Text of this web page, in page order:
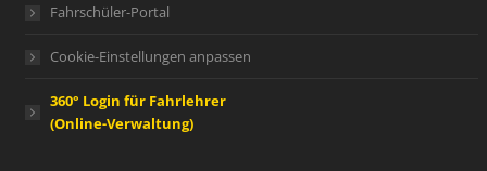
Fahrschüler-Portal
Cookie-Einstellungen anpassen
360° Login für Fahrlehrer
(Online-Verwaltung)